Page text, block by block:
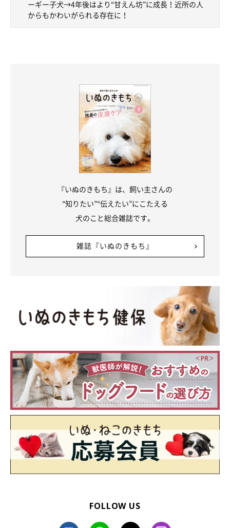
飼い主さん：
キくんと過ごしたいと思います」
@Yukikun20201004さん／X（旧Twitter）
※この記事は投稿者さまに取材し、了承の上制作したものです。
2025年8月時点の情報であり、現在と異なる場合があります。
ーギー子犬→4年後はより“甘えん坊”に成長！近所の人
からもかわいがられる存在に！
『いぬのきもち』は、飼い主さんの
“知りたい”“伝えたい”にこたえる
犬のこと総合雑誌です。
雑誌『いぬのきもち』
FOLLOW US